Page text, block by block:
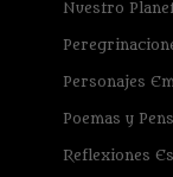
Nuestro
Personajes
Poemas y
Reflexiones